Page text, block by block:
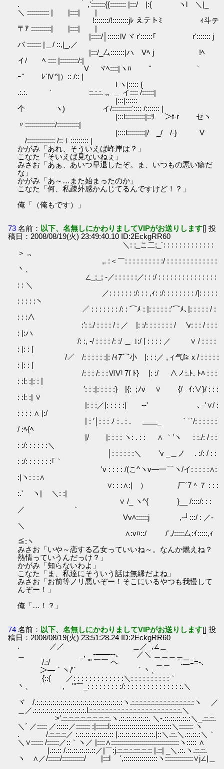
. ,':::::::{{:::::::: |:::/ |:{ ヽl ＼|_
＼ ::::::::::: | |::::| |
!:::::::/!::::::::jﾚ えテトﾐ ｨ斗テ
〒ｱ ::::::::::| |::::| |
|:::::/│::::::Ⅳヾ r'::::::｢ r'::::::: j
バ ::::::: |＿/ ::,|_,／
|:::/_厶:::::::|ハ Vﾍ j !ﾍ
イ/ ﾍ :::: |:::::::::/:|
V ヾﾍ::::|ヽﾊ ゞ '' `
ｰ'' ﾚ'Ⅳ^|）:: /:: |
l ヽ|::::: {
.:.:. ' ::.:.:. ,､ ＿ イ:::: /::::::|
|:::|::::::
个 ヽ) イ/::::::::::':::: /::::::: |
|:::l::::::::::|::ﾘ ＞t-r セヽ
〃:::::::::::::::/:::::::::::|
|::::l:::::::::|/ _/ /-} V
/:::::::::::::: /::ｌ::::::::: |
かがみ「あれ、そういえば峰岸は？」
こなた「そいえば見ないねぇ」
みさお「あぁ、あいつ早退したぞ。ま、いつもの悪い癖だ
な」
かがみ「あ～…また始まったのか」
こなた「何、私疎外感かんじてるんですけど！？」
俺「（俺もです）」
73 名前： 以下、名無しにかわりましてVIPがお送りします[] 投
稿日：2008/08/19(火) 23:49:40.10 ID:2EckgRR60
＼: ;_こ二;_´: : : : : : : : : : : : :
＞ .､
,. :＜￣: : : : : : : : : :/ : : : : : : : : : : : : :
丶、
∠_;_; -／: : : : : :／: : :/ : : : : : : : : : : : : : : :
: : ＼
／: : : : : : :/: : : ,ｨ: :/: : : : : : : : /|: : : : :
: : : : :ヽ
／ : : : : : : : /: : ⌒ﾒ : |: : : : : :'⌒ﾒ､|: : : : : / :
: : :∧
:′: :./ : : : : / : ／ |: :/: : : : : : : / 'v: : : / : : :
: |:ハ
/: :, -/ : : : : /: :/ ＿ ｣:/ | : : : : ／ ∨ / : : : :
: |: : |
/／ /: : : : : :|: /ｨ7⌒小 |: : :／ ,ィ气f≧ｘ/ : : : : :
: |: : |
/: : : /: : :ⅥV｢7f ﾄ} |: :/ ∧ノ:.ﾄ. ﾄﾊ : : :
: :l: :|: : |
′: : :|: : : : :} |{:_;ﾉv ∨ {/ ｰｲ:∨}/ : : :
: :l: :| ∨
|: : :／|: : : : :| ゞ-‐' ゞ､ｰ'∨/ :
: : : : ∧ |:/
| : ′│: : : ﾉ : . : . ＿＿_ ｀¨´/: : : : : :
/ :ﾍ{ﾍ
|/ |: : : : ヽ: . : : ∧ ｀’ヽ : :./: / : :
: :/: : : : : :＼
│: : : : : :＼ 'v _＿ノ . :/: / : :
: :/: : : : : : :｢｀
'v : : : : /(こ^ヽv―一⌒ヽ/イ: : : : :∧:
:|ヽ: : :∧
∨: : :∧:| ） 厂´7＾７ : : :
:.' ヽ| ＼: :|
∨ /_ ヽ^{ }__ /::::/: : :
／ ｀
Vvﾊ::::::j ,-┘:::/ : ／-
＼
∧:vﾊ::/ /´,/:::::厶:ｲ:::::,ｨ
≦:ヽ
みさお「いや～恋する乙女っていいね～。なんか燃えね？
熱情っていうんだっけ？」
かがみ「知らないわよ」
こなた「ま、私達にそういう話は無縁だよね」
みさお「お前等ノリ悪いぞー！そこにいるやつも我慢して
んぞー！」
俺「…！？」
74 名前： 以下、名無しにかわりましてVIPがお送りします[] 投
稿日：2008/08/19(火) 23:51:28.24 ID:2EckgRR60
. ／／ ＿／_,∠＿
＿ _, -――‐-､ ／＼ ＿＿＿＿
/.:/ '" ￣￣ ヘ ＿＿ ¨.二ﾆ=-､
￣￣￣＞―｀ヽ/'´￣ ｀丶、
{::{ ／: : : : : : : : : : : : :＼: : : : : : : : : :｀
丶、 , '"￣_: : : : : : : : :/: : : : : : : : : : : : : : :.＼
ヾ /.:.:.:.:.:.:.:.:.:.:.:.:.:.:.:.:.:.:.:.:.:.:ヽ.:.:.:.:.:.:.:.:.:.:.:.:.:.:.:.:ヽ ／
＿／.:.:.:.:.:.:.:.:.:.:.:.:.:.l.:.:.:.:.:.:.:.:.:.:.:.:.:.:.:.:.:.:.:.:.:.:.:.＼
>′.::.::.::.::.::.::.::.::.ヽ.::.::.::.::.::. ＼-.::.::.::.::.:＼_.::.::.
＼´ ／::::: ／::::::／::::::: :|::::::l:::::::::::::::::::::::::::::::＼::::::: ヽ
. /.::.::.::／ :.::.::.::.::.::.:: |.::.::.::.::.::.::.|::＼.::.＼.::.::.:＼｀
＼∨:::::: /::::::／::｀ヽ／ |::::∧::::::::::::::::::::::::::::::::::ヽ::::: ∧
|.::.:: /.::.::.::.::.::／|⌒:j.::.::.:.:::.::.:: |.::| _＼.::.ヽ.::.::.
ヽ ∧／/::::::/:::::::::::/ |:::l ',:::::::::::::::::ヽ::::::::::::::∨j∠|＿